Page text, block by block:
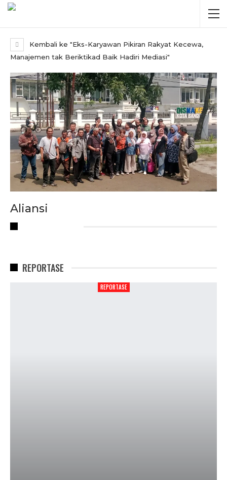
Kembali ke "Eks-Karyawan Pikiran Rakyat Kecewa,
Manajemen tak Beriktikad Baik Hadiri Mediasi"
Aliansi
REPORTASE
REPORTASE